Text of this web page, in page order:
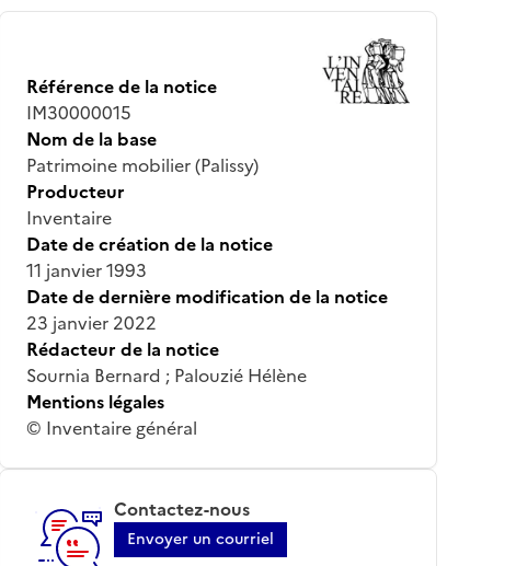
Référence de la notice
IM30000015
Nom de la base
Patrimoine mobilier (Palissy)
Producteur
Inventaire
Date de création de la notice
11 janvier 1993
Date de dernière modification de la notice
23 janvier 2022
Rédacteur de la notice
Sournia Bernard ; Palouzié Hélène
Mentions légales
© Inventaire général
Contactez-nous
Envoyer un courriel